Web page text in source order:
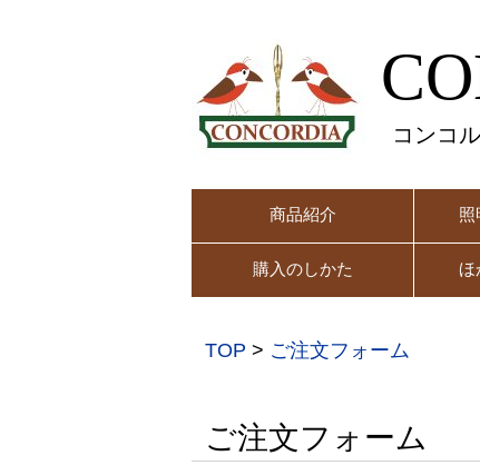
コンコ
商品紹介 照
購入のしかた ほ
TOP > ご注文フォーム
ご注文フォーム